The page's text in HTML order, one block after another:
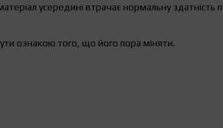
усередині втрачає нормальну
ознакою того, що його пора міняти.